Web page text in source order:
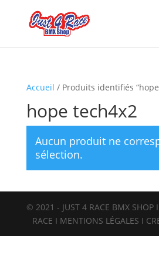
Accueil / Produits identifiés
hope tech4x2
Aucun produit ne
sélection.
© 2021 - JUST 4 RACE BMX SHOP I
RACE I MENTIONS LÉGALES I